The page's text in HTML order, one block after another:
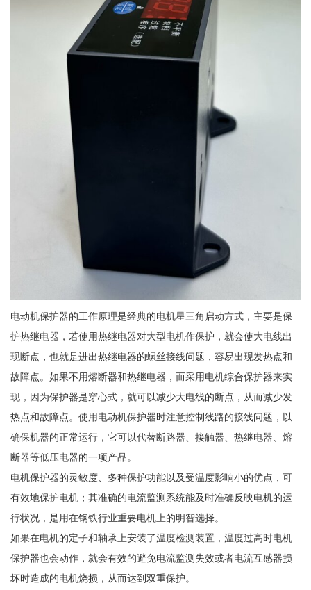
电动机保护器的工作原理是经典的电机星三角启动方式，主要是保
护热继电器，若使用热继电器对大型电机作保护，就会使大电线出
现断点，也就是进出热继电器的螺丝接线问题，容易出现发热点和
故障点。如果不用熔断器和热继电器，而采用电机综合保护器来实
现，因为保护器是穿心式，就可以减少大电线的断点，从而减少发
热点和故障点。使用电动机保护器时注意控制线路的接线问题，以
确保机器的正常运行，它可以代替断路器、接触器、热继电器、熔
断器等低压电器的一项产品。
电机保护器的灵敏度、多种保护功能以及受温度影响小的优点，可
有效地保护电机；其准确的电流监测系统能及时准确反映电机的运
行状况，是用在钢铁行业重要电机上的明智选择。
如果在电机的定子和轴承上安装了温度检测装置，温度过高时电机
保护器也会动作，就会有效的避免电流监测失效或者电流互感器损
坏时造成的电机烧损，从而达到双重保护。